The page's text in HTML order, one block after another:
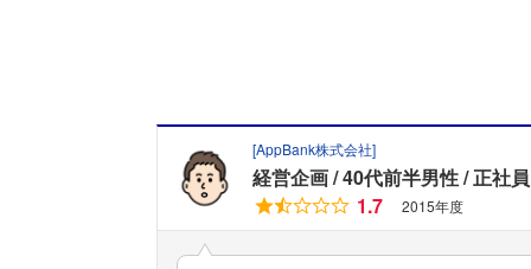
[AppBank株式会社]
経営企画 40代前半男性 正社員
1.7
2015年度